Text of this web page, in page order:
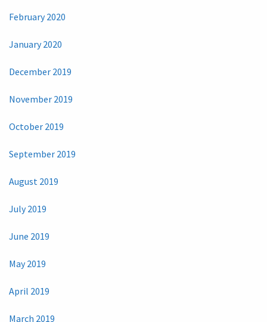
February 2020
January 2020
December 2019
November 2019
October 2019
September 2019
August 2019
July 2019
June 2019
May 2019
April 2019
March 2019